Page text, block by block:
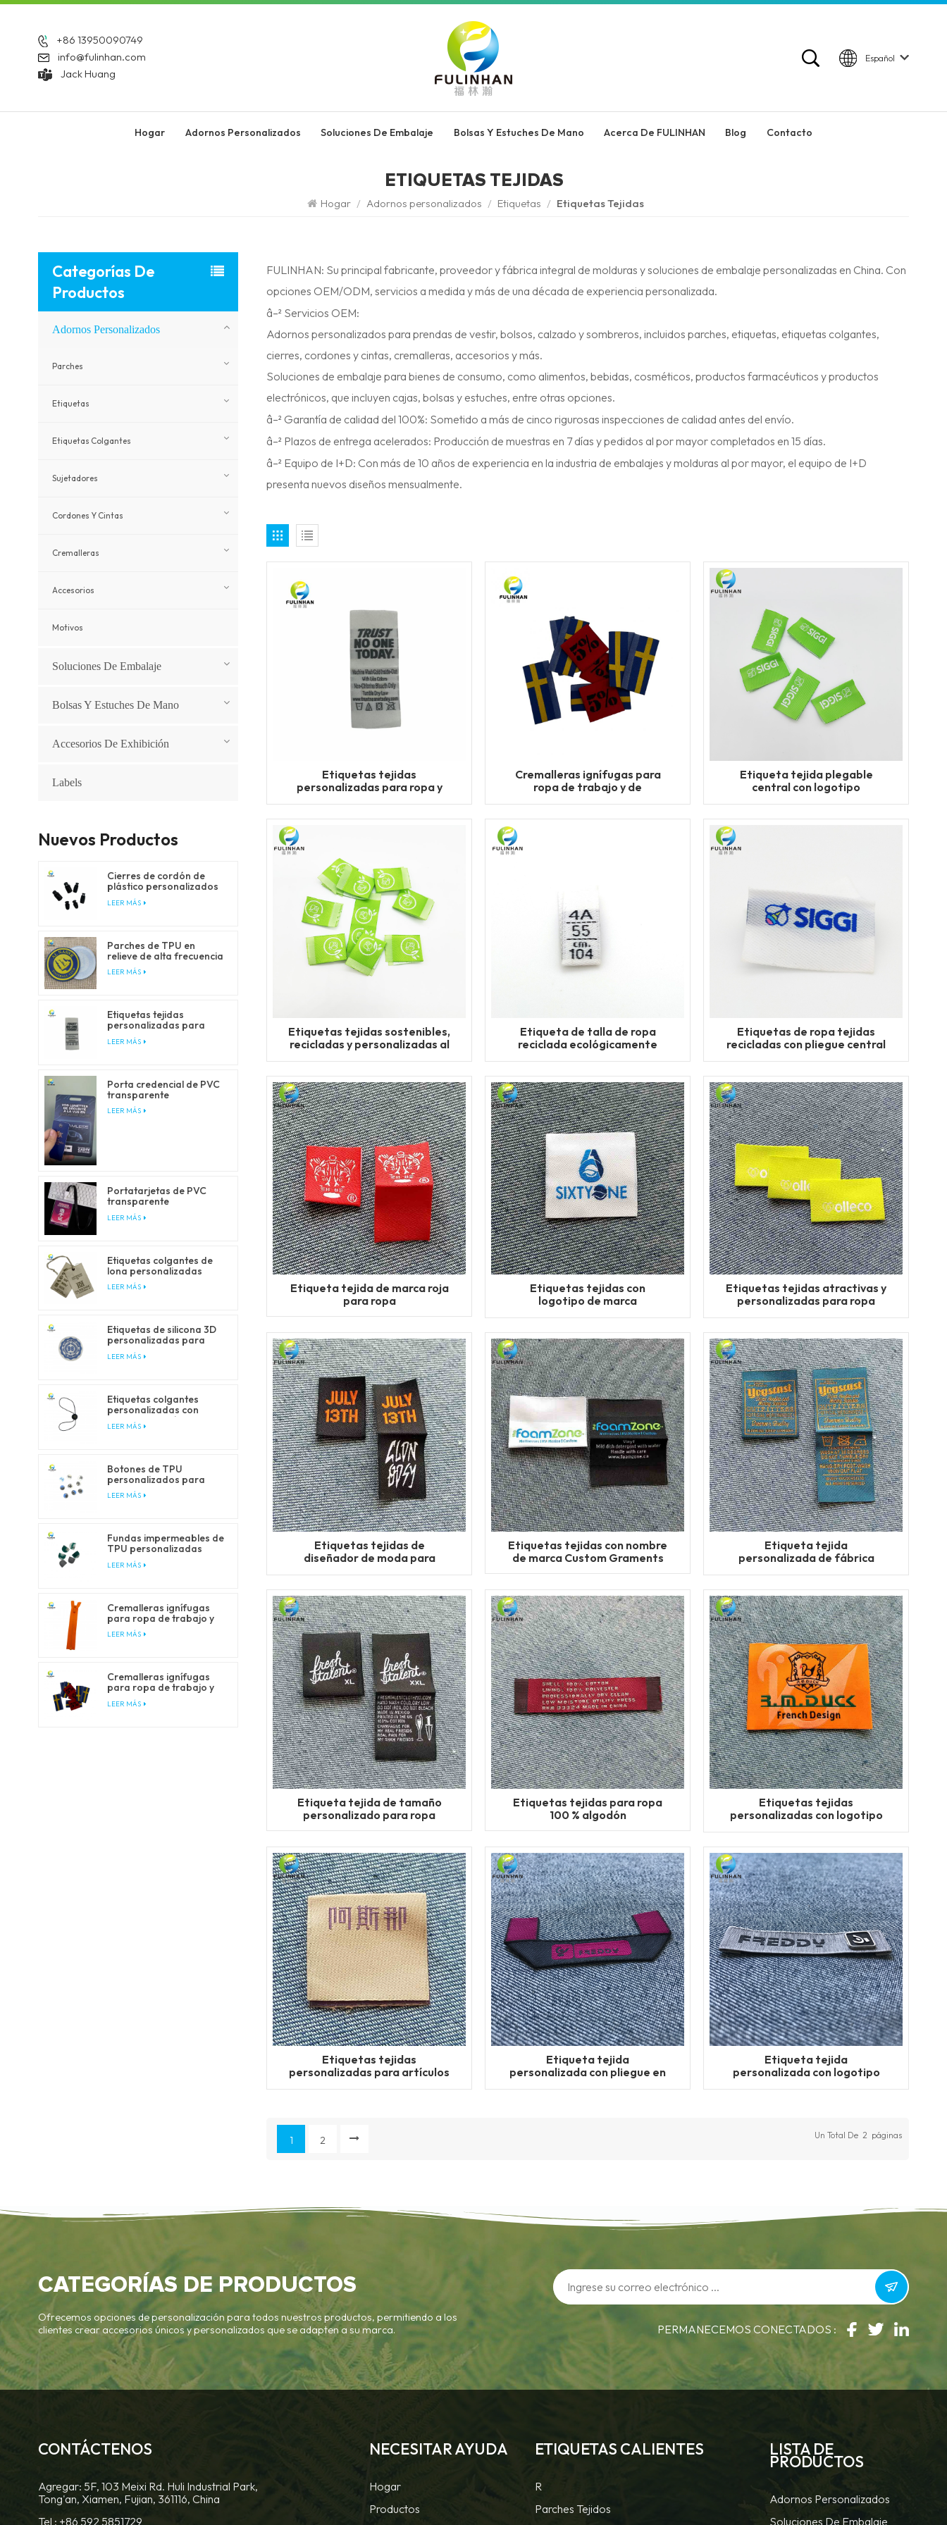
+86 13950090749
info@fulinhan.com
Jack Huang
Español
Hogar Adornos Personalizados Soluciones De Embalaje Bolsas Y Estuches De Mano Acerca De FULINHAN Blog Contacto
ETIQUETAS TEJIDAS
Hogar / Adornos personalizados / Etiquetas / Etiquetas Tejidas
FULINHAN: Su principal fabricante, proveedor y fábrica integral de molduras y soluciones de embalaje personalizadas en China. Con
opciones OEM/ODM, servicios a medida y más de una década de experiencia personalizada.
â–² Servicios OEM:
Adornos personalizados para prendas de vestir, bolsos, calzado y sombreros, incluidos parches, etiquetas, etiquetas colgantes,
cierres, cordones y cintas, cremalleras, accesorios y más.
Soluciones de embalaje para bienes de consumo, como alimentos, bebidas, cosméticos, productos farmacéuticos y productos
electrónicos, que incluyen cajas, bolsas y estuches, entre otras opciones.
â–² Garantía de calidad del 100%: Sometido a más de cinco rigurosas inspecciones de calidad antes del envío.
â–² Plazos de entrega acelerados: Producción de muestras en 7 días y pedidos al por mayor completados en 15 días.
â–² Equipo de I+D: Con más de 10 años de experiencia en la industria de embalajes y molduras al por mayor, el equipo de I+D
presenta nuevos diseños mensualmente.
Etiquetas tejidas
personalizadas para ropa y
Cremalleras ignífugas para
ropa de trabajo y de
Etiqueta tejida plegable
central con logotipo
Etiquetas tejidas sostenibles,
recicladas y personalizadas al
Etiqueta de talla de ropa
reciclada ecológicamente
Etiquetas de ropa tejidas
recicladas con pliegue central
Etiqueta tejida de marca roja
para ropa
Etiquetas tejidas con
logotipo de marca
Etiquetas tejidas atractivas y
personalizadas para ropa
Etiquetas tejidas de
diseñador de moda para
Etiquetas tejidas con nombre
de marca Custom Graments
Etiqueta tejida
personalizada de fábrica
Etiqueta tejida de tamaño
personalizado para ropa
Etiquetas tejidas para ropa
100 % algodón
Etiquetas tejidas
personalizadas con logotipo
Etiquetas tejidas
personalizadas para artículos
Etiqueta tejida
personalizada con pliegue en
Etiqueta tejida
personalizada con logotipo
1 2 Un Total De 2 Páginas
Categorías De
Productos
Adornos Personalizados
Parches
Etiquetas
Etiquetas Colgantes
Sujetadores
Cordones Y Cintas
Cremalleras
Accesorios
Motivos
Soluciones De Embalaje
Bolsas Y Estuches De Mano
Accesorios De Exhibición
Labels
Nuevos Productos
Cierres de cordón de
plástico personalizados
para cordones de ajuste
y cordones elásticos
LEER MÁS
Parches de TPU en
relieve de alta frecuencia
personalizados para
ropa
LEER MÁS
Etiquetas tejidas
personalizadas para
ropa y prendas de vestir
LEER MÁS
Porta credencial de PVC
transparente
personalizado con
cordones tipo lanyard
LEER MÁS
Portatarjetas de PVC
transparente
personalizado con
cordones
LEER MÁS
Etiquetas colgantes de
lona personalizadas
para marcas de ropa y
moda.
LEER MÁS
Etiquetas de silicona 3D
personalizadas para
ropa y accesorios.
LEER MÁS
Etiquetas colgantes
personalizadas con
cierre de cordón para
embalaje de prendas de
LEER MÁS
Botones de TPU
personalizados para
prendas de vestir y
productos para
LEER MÁS
Fundas impermeables de
TPU personalizadas
para prendas de vestir y
ropa de exterior.
LEER MÁS
Cremalleras ignífugas
para ropa de trabajo y
de seguridad.
LEER MÁS
Cremalleras ignífugas
para ropa de trabajo y
de seguridad.
LEER MÁS
CATEGORÍAS DE PRODUCTOS
Ofrecemos opciones de personalización para todos nuestros productos, permitiendo a los
clientes crear accesorios únicos y personalizados que se adapten a su marca.
PERMANECEMOS CONECTADOS :
CONTÁCTENOS
Agregar: 5F, 103 Meixi Rd. Huli Industrial Park,
Tong'an, Xiamen, Fujian, 361116, China
Tel : +86 592 5851729
NECESITAR AYUDA
Hogar
Productos
ETIQUETAS CALIENTES
R
Parches Tejidos
LISTA DE
PRODUCTOS
Adornos Personalizados
Soluciones De Embalaje